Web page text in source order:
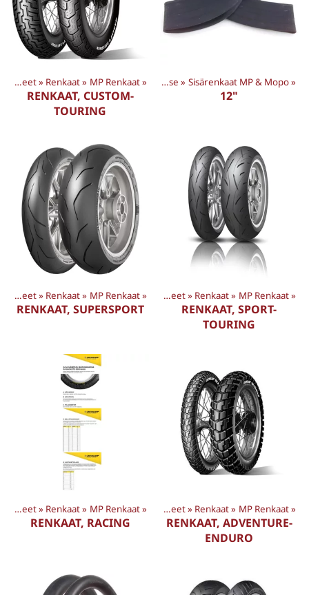
Tuotteet ‪» Renkaat‪» MP Renkaat‪»
RENKAAT, CUSTOM-
TOURING
‪»Renkaat‪» Sisärenkaat & Mousse ‪» Sisärenkaat MP & Mopo‪»
12"
Tuotteet ‪» Renkaat‪» MP Renkaat‪»
RENKAAT, SUPERSPORT
Tuotteet ‪» Renkaat‪» MP Renkaat‪»
RENKAAT, SPORT-
TOURING
Tuotteet ‪» Renkaat‪» MP Renkaat‪»
RENKAAT, RACING
Tuotteet ‪» Renkaat‪» MP Renkaat‪»
RENKAAT, ADVENTURE-
ENDURO